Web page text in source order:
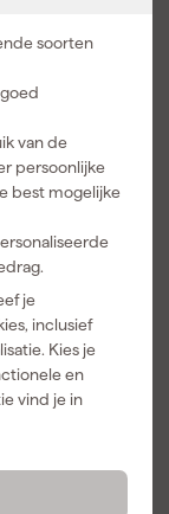
soorten
van de
persoonlijke
best mogelijke
je
inclusief
Kies je
en
vind je in
tip
M N O P